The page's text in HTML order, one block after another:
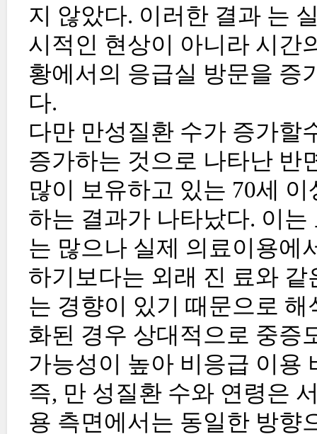
지 않았다. 이러한 결과 는
시적인 현상이 아니라 시간
황에서의 응급실 방문을 증
다.
다만 만성질환 수가 증가할
증가하는 것으로 나타난 반
많이 보유하고 있는 70세
하는 결과가 나타났다. 이
는 많으나 실제 의료이용에
하기보다는 외래 진 료와
는 경향이 있기 때문으로
화된 경우 상대적으로 중증
가능성이 높아 비응급 이용
즉, 만 성질환 수와 연령은
용 측면에서는 동일한 방향